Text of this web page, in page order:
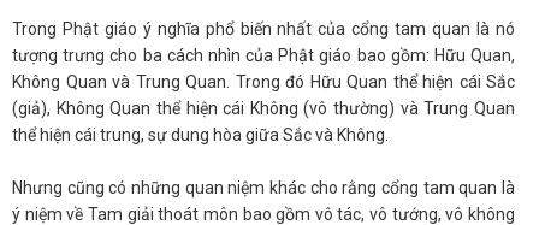
Trong Phật giáo ý nghĩa phổ biến nhất của cổng tam quan là nó
tượng trưng cho ba cách nhìn của Phật giáo bao gồm: Hữu Quan,
Không Quan và Trung Quan. Trong đó Hữu Quan thể hiện cái Sắc
(giả), Không Quan thể hiện cái Không (vô thường) và Trung Quan
thể hiện cái trung, sự dung hòa giữa Sắc và Không.
Nhưng cũng có những quan niệm khác cho rằng cổng tam quan là
ý niệm về Tam giải thoát môn bao gồm vô tác, vô tướng, vô không